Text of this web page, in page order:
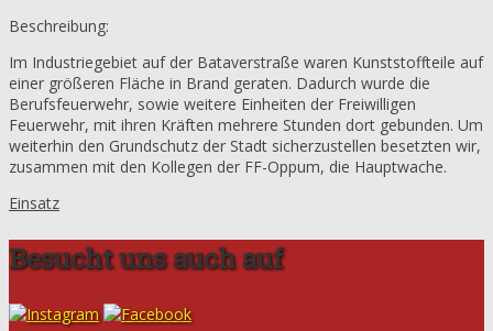
Beschreibung:
Im Industriegebiet auf der Bataverstraße waren Kunststoffteile auf
einer größeren Fläche in Brand geraten. Dadurch wurde die
Berufsfeuerwehr, sowie weitere Einheiten der Freiwilligen
Feuerwehr, mit ihren Kräften mehrere Stunden dort gebunden. Um
weiterhin den Grundschutz der Stadt sicherzustellen besetzten wir,
zusammen mit den Kollegen der FF-Oppum, die Hauptwache.
Einsatz
Besucht uns auch auf